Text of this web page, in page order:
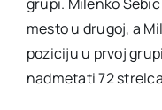
mesto u drugoj, a
poziciju u prvoj
nadmetati 72